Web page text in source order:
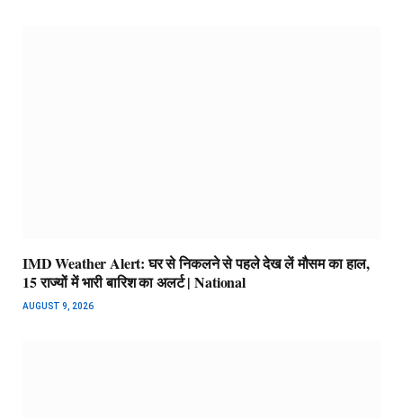
IMD Weather Alert: घर से निकलने से पहले देख लें मौसम का हाल,
15 राज्यों में भारी बारिश का अलर्ट | National
AUGUST 9, 2026